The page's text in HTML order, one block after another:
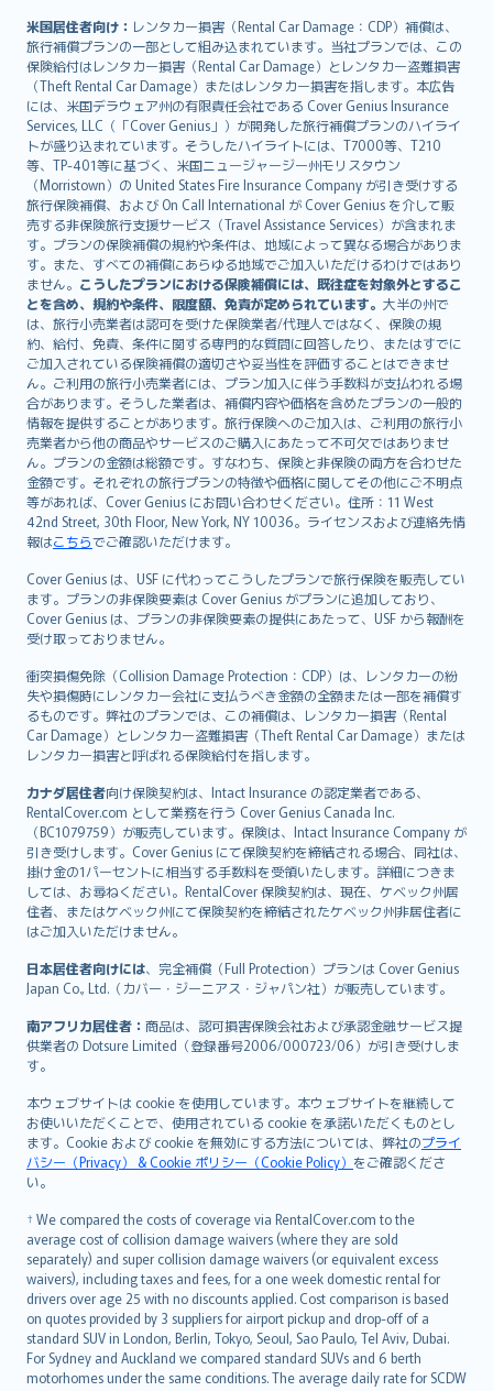
米国居住者向け： レンタカー損害（Rental Car Damage：CDP）補償は、
旅行補償プランの一部として組み込まれています。当社プランでは、この
保険給付はレンタカー損害（Rental Car Damage）とレンタカー盗難損害
（Theft Rental Car Damage）またはレンタカー損害を指します。本広告
には、米国デラウェア州の有限責任会社である Cover Genius Insurance
Services, LLC（「Cover Genius」）が開発した旅行補償プランのハイライ
トが盛り込まれています。そうしたハイライトには、T7000等、T210
等、TP-401等に基づく、米国ニュージャージー州モリスタウン
（Morristown）の United States Fire Insurance Company が引き受けする
旅行保険補償、および On Call International が Cover Genius を介して販
売する非保険旅行支援サービス（Travel Assistance Services）が含まれま
す。プランの保険補償の規約や条件は、地域によって異なる場合がありま
す。また、すべての補償にあらゆる地域でご加入いただけるわけではあり
ません。 こうしたプランにおける保険補償には、既往症を対象外とするこ
とを含め、規約や条件、限度額、免責が定められています。 大半の州で
は、旅行小売業者は認可を受けた保険業者/代理人ではなく、保険の規
約、給付、免責、条件に関する専門的な質問に回答したり、またはすでに
ご加入されている保険補償の適切さや妥当性を評価することはできませ
ん。ご利用の旅行小売業者には、プラン加入に伴う手数料が支払われる場
合があります。そうした業者は、補償内容や価格を含めたプランの一般的
情報を提供することがあります。旅行保険へのご加入は、ご利用の旅行小
売業者から他の商品やサービスのご購入にあたって不可欠ではありませ
ん。プランの金額は総額です。すなわち、保険と非保険の両方を合わせた
金額です。それぞれの旅行プランの特徴や価格に関してその他にご不明点
等があれば、Cover Genius にお問い合わせください。住所：11 West
42nd Street, 30th Floor, New York, NY 10036。ライセンスおよび連絡先情
報はこちらでご確認いただけます。
Cover Genius は、USF に代わってこうしたプランで旅行保険を販売してい
ます。プランの非保険要素は Cover Genius がプランに追加しており、
Cover Genius は、プランの非保険要素の提供にあたって、USF から報酬を
受け取っておりません。
衝突損傷免除（Collision Damage Protection：CDP）は、レンタカーの紛
失や損傷時にレンタカー会社に支払うべき金額の全額または一部を補償す
るものです。弊社のプランでは、この補償は、レンタカー損害（Rental
Car Damage）とレンタカー盗難損害（Theft Rental Car Damage）または
レンタカー損害と呼ばれる保険給付を指します。
カナダ居住者向け保険契約は、Intact Insurance の認定業者である、
RentalCover.com として業務を行う Cover Genius Canada Inc.
（BC1079759）が販売しています。保険は、Intact Insurance Company が
引き受けします。Cover Genius にて保険契約を締結される場合、同社は、
掛け金の1パーセントに相当する手数料を受領いたします。詳細につきま
しては、お尋ねください。RentalCover 保険契約は、現在、ケベック州居
住者、またはケベック州にて保険契約を締結されたケベック州非居住者に
はご加入いただけません。
日本居住者向けには、完全補償（Full Protection）プランは Cover Genius
Japan Co., Ltd.（カバー・ジーニアス・ジャパン社）が販売しています。
南アフリカ居住者： 商品は、認可損害保険会社および承認金融サービス提
供業者の Dotsure Limited（登録番号2006/000723/06）が引き受けしま
す。
本ウェブサイトは cookie を使用しています。本ウェブサイトを継続して
お使いいただくことで、使用されている cookie を承諾いただくものとし
ます。Cookie および cookie を無効にする方法については、弊社のプライ
バシー（Privacy） & Cookie ポリシー（Cookie Policy） をご確認くださ
い。
† We compared the costs of coverage via RentalCover.com to the
average cost of collision damage waivers (where they are sold
separately) and super collision damage waivers (or equivalent excess
waivers), including taxes and fees, for a one week domestic rental for
drivers over age 25 with no discounts applied. Cost comparison is based
on quotes provided by 3 suppliers for airport pickup and drop-off of a
standard SUV in London, Berlin, Tokyo, Seoul, Sao Paulo, Tel Aviv, Dubai.
For Sydney and Auckland we compared standard SUVs and 6 berth
motorhomes under the same conditions. The average daily rate for SCDW